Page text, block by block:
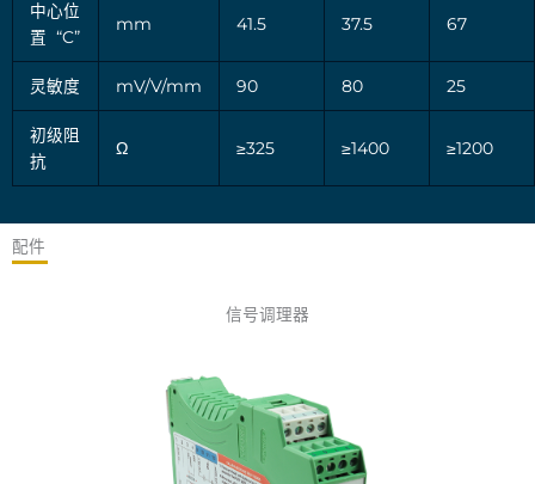
中心位
置 “C”
mm 41.5 37.5 67
灵敏度 mV/V/mm 90 80 25
初级阻
抗
Ω ≥325 ≥1400 ≥1200
配件
信号调理器